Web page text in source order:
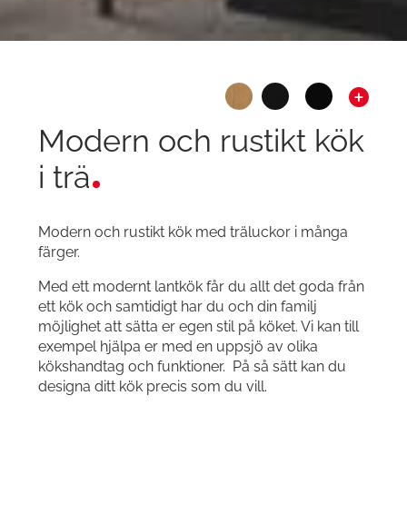
Modern och rustikt kök
i trä
Modern och rustikt kök med träluckor i många
färger.
Med ett modernt lantkök får du allt det goda från
ett kök och samtidigt har du och din familj
möjlighet att sätta er egen stil på köket. Vi kan till
exempel hjälpa er med en uppsjö av olika
kökshandtag och funktioner. På så sätt kan du
designa ditt kök precis som du vill.